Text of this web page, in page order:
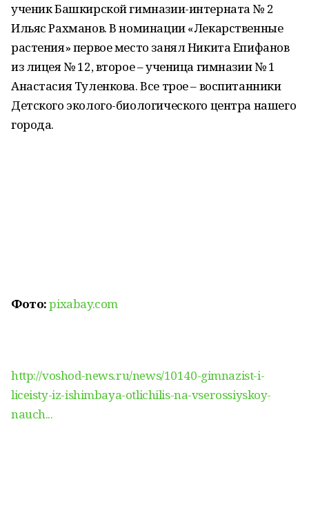
ученик Башкирской гимназии-интерната № 2
Ильяс Рахманов. В номинации «Лекарственные
растения» первое место занял Никита Епифанов
из лицея № 12, второе – ученица гимназии № 1
Анастасия Туленкова. Все трое – воспитанники
Детского эколого-биологического центра нашего
города.
Фото:pixabay.com
http://voshod-news.ru/news/10140-gimnazist-i-
liceisty-iz-ishimbaya-otlichilis-na-vserossiyskoy-
nauch...